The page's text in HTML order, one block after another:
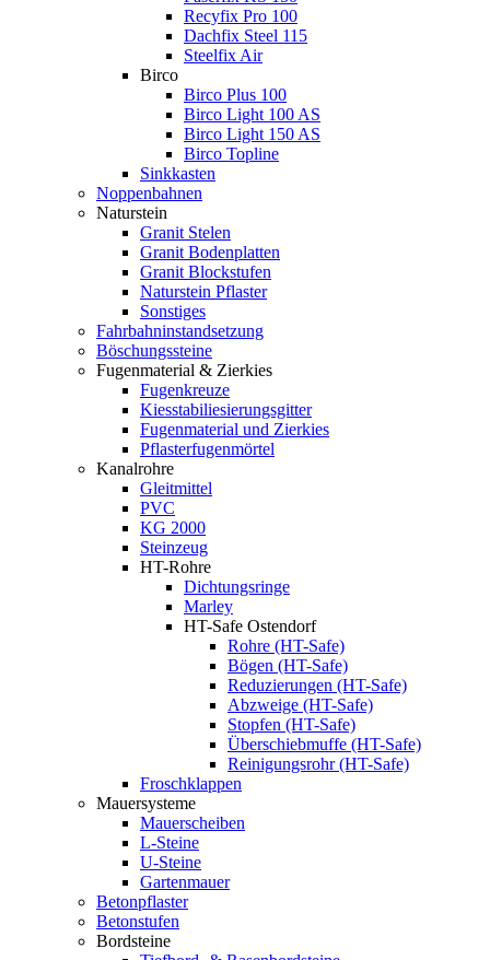
Recyfix Pro 100
Dachfix Steel 115
Steelfix Air
Birco
Birco Plus 100
Birco Light 100 AS
Birco Light 150 AS
Birco Topline
Sinkkasten
Noppenbahnen
Naturstein
Granit Stelen
Granit Bodenplatten
Granit Blockstufen
Naturstein Pflaster
Sonstiges
Fahrbahninstandsetzung
Böschungssteine
Fugenmaterial & Zierkies
Fugenkreuze
Kiesstabiliesierungsgitter
Fugenmaterial und Zierkies
Pflasterfugenmörtel
Kanalrohre
Gleitmittel
PVC
KG 2000
Steinzeug
HT-Rohre
Dichtungsringe
Marley
HT-Safe Ostendorf
Rohre (HT-Safe)
Bögen (HT-Safe)
Reduzierungen (HT-Safe)
Abzweige (HT-Safe)
Stopfen (HT-Safe)
Überschiebmuffe (HT-Safe)
Reinigungsrohr (HT-Safe)
Froschklappen
Mauersysteme
Mauerscheiben
L-Steine
U-Steine
Gartenmauer
Betonpflaster
Betonstufen
Bordsteine